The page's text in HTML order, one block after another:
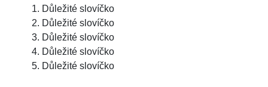
Důležité slovíčko
Důležité slovíčko
Důležité slovíčko
Důležité slovíčko
Důležité slovíčko